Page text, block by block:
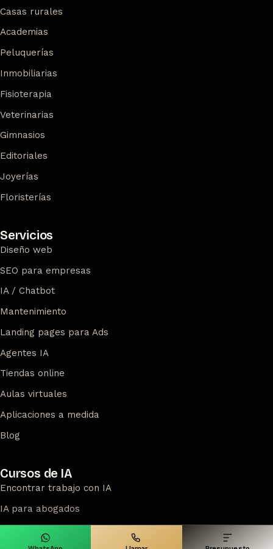
Casas rurales
Academias
Peluquerías
Inmobiliarias
Fisioterapia
Veterinarias
Gimnasios
Editoriales
Joyerías
Floristerías
Servicios
Diseño web
SEO para empresas
IA / Chatbot
Mantenimiento
Landing pages para Ads
Agentes IA
Tiendas online
Aulas virtuales
Aplicaciones a medida
Blog
Cursos de IA
Encontrar trabajo con IA
IA para abogados